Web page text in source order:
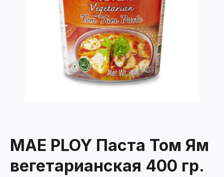
MAE PLOY Паста Том Ям
вегетарианская 400 гр.